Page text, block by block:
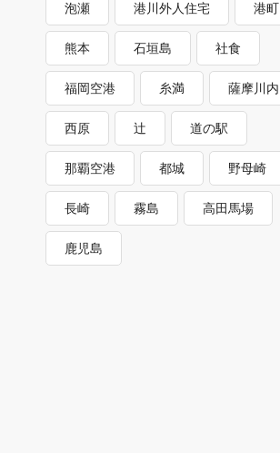
泡瀬 港川外人住宅 港町
熊本 石垣島 社食
福岡空港 糸満 薩摩川内
西原 辻 道の駅
那覇空港 都城 野母崎
長崎 霧島 高田馬場
鹿児島